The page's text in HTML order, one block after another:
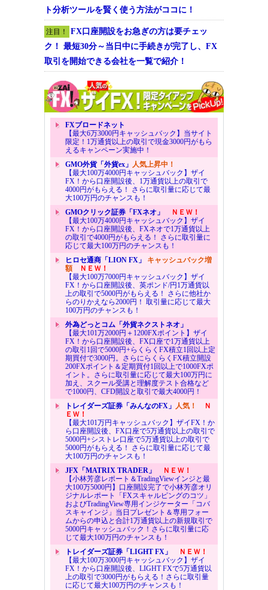
ト分析ツールを賢く使う方法がココに！
注目！
FX口座開設をお急ぎの方は要チェッ
ク！ 最短30分～当日中に手続きが完了し、FX
取引を開始できる会社を一覧で紹介！
FXブロードネット
【最大6万3000円キャッシュバック】当サイト
限定！1万通貨以上の取引で現金3000円がもら
えるキャンペーン実施中！
GMO外貨「外貨ex」 人気上昇中！
【最大100万4000円キャッシュバック】ザイ
FX！から口座開設後、1万通貨以上の取引で
4000円がもらえる！ さらに取引量に応じて最
大100万円のチャンスも！
GMOクリック証券「FXネオ」
ＮＥＷ！
【最大100万4000円キャッシュバック】ザイ
FX！から口座開設後、FXネオで1万通貨以上
の取引で4000円がもらえる！ さらに取引量に
応じて最大100万円のチャンスも！
ヒロセ通商「LION FX」 キャッシュバック増
額ＮＥＷ！
【最大100万7000円キャッシュバック】ザイ
FX！から口座開設後、英ポンド/円1万通貨以
上の取引で5000円がもらえる！ さらに他社か
らのりかえなら2000円！ 取引量に応じて最大
100万円のチャンスも！
外為どっとコム「外貨ネクストネオ」
【最大101万2000円＋1200FXポイント】ザイ
FX！から口座開設後、FX口座で1万通貨以上
の取引1回で5000円+らくらくFX積立1回以上定
期買付で3000円。さらにらくらくFX積立開設
200FXポイント＆定期買付1回以上で1000FXポ
イント。さらに取引量に応じて最大100万円に
加え、スクール受講と理解度テスト合格など
で1000円、CFD開設と取引で最大4000円！
トレイダーズ証券「みんなのFX」 人気！
Ｎ
ＥＷ！
【最大101万円キャッシュバック】ザイFX！か
ら口座開設後、FX口座で5万通貨以上の取引で
5000円+シストレ口座で5万通貨以上の取引で
5000円がもらえる！ さらに取引量に応じて最
大100万円のチャンスも！
JFX「MATRIX TRADER」
ＮＥＷ！
【小林芳彦レポート＆TradingViewインジと最
大100万5000円】口座開設完了で小林芳彦オリ
ジナルレポート「FXスキャルピングのコツ」
およびTradingView専用インジケーター「コバ
スキャインジ」当日プレゼント＆専用フォー
ムからの申込と合計1万通貨以上の新規取引で
5000円キャッシュバック！さらに取引量に応
じて最大100万円のチャンスも！
トレイダーズ証券「LIGHT FX」
ＮＥＷ！
【最大100万3000円キャッシュバック】ザイ
FX！から口座開設後、LIGHT FXで5万通貨以
上の取引で3000円がもらえる！さらに取引量
に応じて最大100万円のチャンスも！